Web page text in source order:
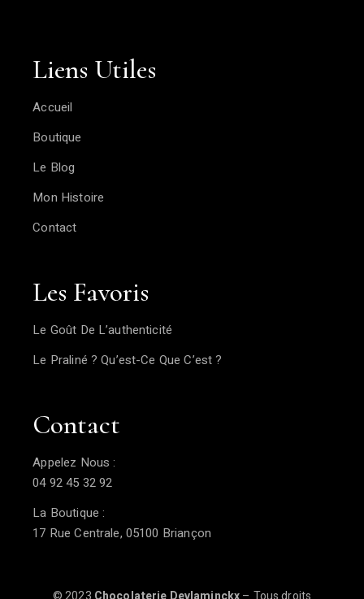
Liens Utiles
Accueil
Boutique
Le Blog
Mon Histoire
Contact
Les Favoris
Le Goût De L’authenticité
Le Praliné ? Qu’est-Ce Que C’est ?
Contact
Appelez Nous :
04 92 45 32 92
La Boutique :
17 Rue Centrale, 05100 Briançon